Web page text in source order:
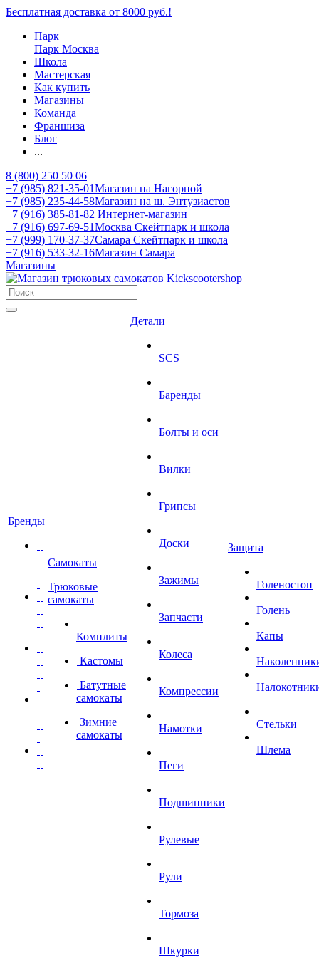
Бесплатная доставка от 8000 руб.!
Парк
Парк Москва
Школа
Мастерская
Как купить
Магазины
Команда
Франшиза
Блог
...
8 (800) 250 50 06
+7 (985) 821-35-01Магазин на Нагорной
+7 (985) 235-44-58Магазин на ш. Энтузиастов
+7 (916) 385-81-82 Интернет-магазин
+7 (916) 697-69-51Москва Скейтпарк и школа
+7 (999) 170-37-37Самара Скейтпарк и школа
+7 (916) 533-32-16Магазин Самара
Магазины
Бренды
Самокаты
Трюковые
самокаты
Комплиты
Кастомы
Батутные
самокаты
Зимние
самокаты
Детали
SCS
Баренды
Болты и оси
Вилки
Грипсы
Доски
Зажимы
Запчасти
Колеса
Компрессии
Намотки
Пеги
Подшипники
Рулевые
Рули
Тормоза
Шкурки
Защита
Голеностоп
Голень
Капы
Стельки
Шлема